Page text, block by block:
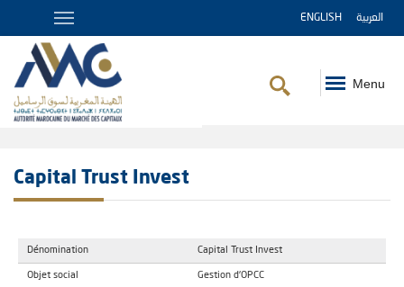
ENGLISH العربية
Menu
Capital Trust Invest
Dénomination Capital Trust Invest
Objet social Gestion d'OPCC